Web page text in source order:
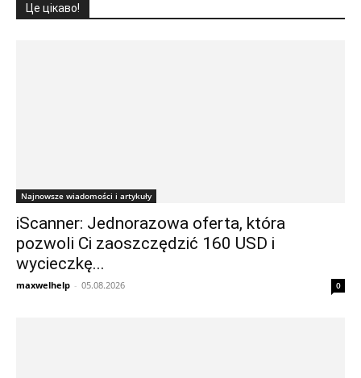
Це цікаво!
Najnowsze wiadomości i artykuły
iScanner: Jednorazowa oferta, która
pozwoli Ci zaoszczędzić 160 USD i
wycieczkę...
maxwelhelp - 05.08.2026 0